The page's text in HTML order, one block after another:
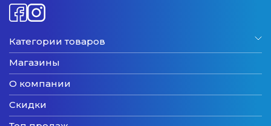
Категории товаров
Магазины
О компании
Скидки